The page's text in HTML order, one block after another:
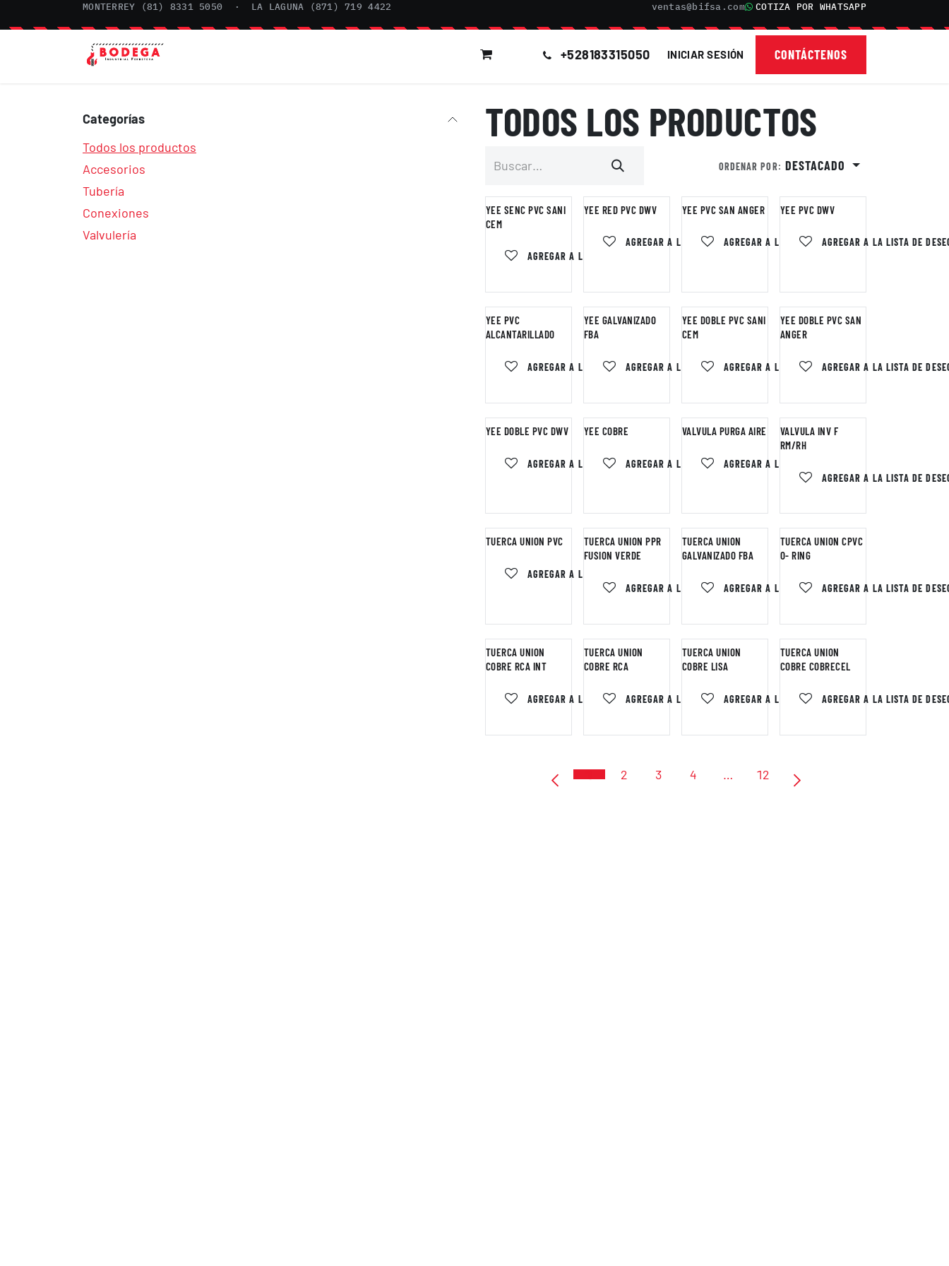
IR AL CONTENIDOMONTERREY (81) 8331 5050 · LA LAGUNA (871) 719 4422 ventas@bifsa.com COTIZA POR WHATSAPP
CONTACTO BOLSA DE TRABAJO
+528183315050 INICIAR SESIÓN CONTÁCTENOS
Categorías
Todos los productos
Accesorios
Tubería
Conexiones
Valvulería
TODOS LOS PRODUCTOS
ORDENAR POR: DESTACADO
YEE SENC PVC SANI
CEM
AGREGAR A LA LISTA DE DESEOS
YEE RED PVC DWV
AGREGAR A LA LISTA DE DESEOS
YEE PVC SAN ANGER
AGREGAR A LA LISTA DE DESEOS
YEE PVC DWV
AGREGAR A LA LISTA DE
YEE PVC
ALCANTARILLADO
AGREGAR A LA LISTA DE DESEOS
YEE GALVANIZADO
FBA
AGREGAR A LA LISTA DE DESEOS
YEE DOBLE PVC SANI
CEM
AGREGAR A LA LISTA DE DESEOS
YEE DOBLE PVC SAN
ANGER
AGREGAR A LA LISTA DE
YEE DOBLE PVC DWV
AGREGAR A LA LISTA DE DESEOS
YEE COBRE
AGREGAR A LA LISTA DE DESEOS
VALVULA PURGA AIRE
AGREGAR A LA LISTA DE DESEOS
VALVULA INV F
RM/RH
AGREGAR A LA LISTA DE
TUERCA UNION PVC
AGREGAR A LA LISTA DE DESEOS
TUERCA UNION PPR
FUSION VERDE
AGREGAR A LA LISTA DE DESEOS
TUERCA UNION
GALVANIZADO FBA
AGREGAR A LA LISTA DE DESEOS
TUERCA UNION CPVC
O- RING
AGREGAR A LA LISTA DE
TUERCA UNION
COBRE RCA INT
AGREGAR A LA LISTA DE DESEOS
TUERCA UNION
COBRE RCA
AGREGAR A LA LISTA DE DESEOS
TUERCA UNION
COBRE LISA
AGREGAR A LA LISTA DE DESEOS
TUERCA UNION
COBRE COBRECEL
AGREGAR A LA LISTA DE
1 2 3 4 … 12